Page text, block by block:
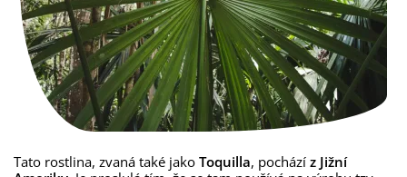
Tato rostlina, zvaná také jako Toquilla, pochází z Jižní